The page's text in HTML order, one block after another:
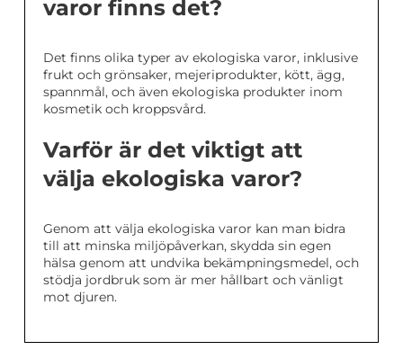
varor finns det?
Det finns olika typer av ekologiska varor, inklusive
frukt och grönsaker, mejeriprodukter, kött, ägg,
spannmål, och även ekologiska produkter inom
kosmetik och kroppsvård.
Varför är det viktigt att
välja ekologiska varor?
Genom att välja ekologiska varor kan man bidra
till att minska miljöpåverkan, skydda sin egen
hälsa genom att undvika bekämpningsmedel, och
stödja jordbruk som är mer hållbart och vänligt
mot djuren.